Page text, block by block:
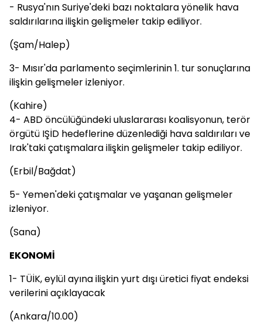
- Rusya'nın Suriye'deki bazı noktalara yönelik hava
saldırılarına ilişkin gelişmeler takip ediliyor.
(Şam/Halep)
3- Mısır'da parlamento seçimlerinin 1. tur sonuçlarına
ilişkin gelişmeler izleniyor.
(Kahire)
4- ABD öncülüğündeki uluslararası koalisyonun, terör
örgütü IŞİD hedeflerine düzenlediği hava saldırıları ve
Irak'taki çatışmalara ilişkin gelişmeler takip ediliyor.
(Erbil/Bağdat)
5- Yemen'deki çatışmalar ve yaşanan gelişmeler
izleniyor.
(Sana)
EKONOMİ
1- TÜİK, eylül ayına ilişkin yurt dışı üretici fiyat endeksi
verilerini açıklayacak
(Ankara/10.00)